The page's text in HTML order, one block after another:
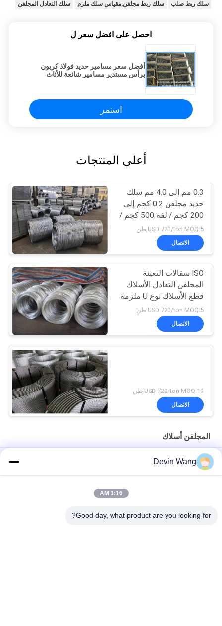
سلك ربط صلب سلك ربط مجلفن,مقياس سلك ملزم سلك التعادل المجلفن
احصل على افضل سعر ل
أفضل سعر مسامير حديد فولاذ كربون
برأس مستدير مسامير شائعة للأثاث
استمر
أعلى المنتجات
0.3 مم إلى 4.0 مم سلك
حديد مجلفن 0.2 كجم إلى
200 كجم / لفة 500 كجم /
لفة
USD 720/ton MOQ:5 طن
الاتصال
ISO سقالات التعبئة
المجلفن التعادل الأسلاك
قطع الأسلاك نوع U ملزمة
USD 720/ton MOQ:5 طن
الاتصال
USD 720/ton MOQ:10 طن
الاتصال
المجلفن أسلاك
ISO السقالات التعبئة قطع الأسلاك المغلفنة التعادل نوع U
مواد البناء الرأس المسطح السلك الحديدي الخشب المسامير العادية
Q195 مواد بناء مطلية الرأس المسطحة الفولاذ الأسلاك الحديدية
Devin Wang
3:16 AM
Good day, what product are you looking for?